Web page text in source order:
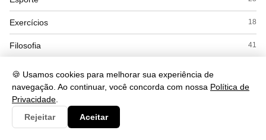
🍪 Usamos cookies para melhorar sua experiência de
navegação. Ao continuar, você concorda com nossa Política de
Privacidade
Rejeitar
Aceitar
Exercícios 18
Filosofia 41
Geografia 169
Gramática